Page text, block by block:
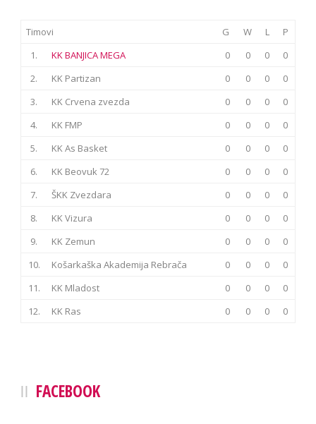
Timovi G W L
P
1.
KK BANJICA MEGA 0 0 0
0
2.
KK Partizan 0 0 0
0
3.
KK Crvena zvezda 0 0 0
0
4.
KK FMP 0 0 0
0
5.
KK As Basket 0 0 0
0
6.
KK Beovuk 72 0 0 0
0
7.
ŠKK Zvezdara 0 0 0
0
8.
KK Vizura 0 0 0
0
9.
KK Zemun 0 0 0
0
10.
Košarkaška Akademija Rebrača 0 0 0
0
11.
KK Mladost 0 0 0
0
12.
KK Ras 0 0 0 0
FACEBOOK